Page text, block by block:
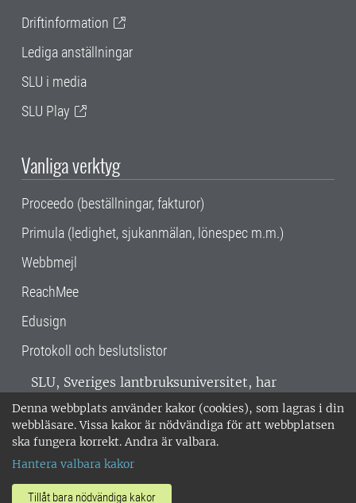
Denna webbplats använder kakor (cookies), som lagras i din
webbläsare. Vissa kakor är nödvändiga för att webbplatsen
ska fungera korrekt. Andra är valbara.
Hantera valbara kakor
Tillåt bara nödvändiga kakor
Driftinformation
Lediga anställningar
SLU i media
SLU Play
Vanliga verktyg
Proceedo (beställningar, fakturor)
Primula (ledighet, sjukanmälan, lönespec m.m.)
Webbmejl
ReachMee
Edusign
Protokoll och beslutslistor
SLU, Sveriges lantbruksuniversitet, har
verksamhet över hela Sverige. Huvudorter är
Alnarp, Uppsala och Umeå.SLU är
miljöcertifierat enligt ISO 14001. •
018-67 10 00 • Org nr: 202100-2817 •
Om SLU:s webbplatser